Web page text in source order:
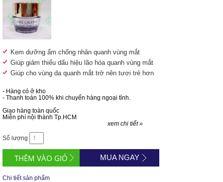
Kem dưỡng ẩm chống nhăn quanh vùng mắt
Giúp giảm thiểu dấu hiệu lão hóa quanh vùng mắt
Giúp cho vùng da quanh mắt trở nên tươi trẻ hơn
- Hàng có ở kho
- Thanh toán 100% khi chuyển hàng ngoại tỉnh.
Giao hàng toàn quốc
Miễn phí nội thành Tp.HCM
xem chi tiết »
Số lượng
MUA NGAY
Chi tiết sản phẩm